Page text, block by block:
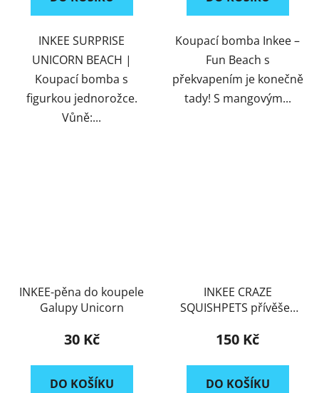
INKEE SURPRISE
UNICORN BEACH |
Koupací bomba s
figurkou jednorožce.
Vůně:...
Koupací bomba Inkee –
Fun Beach s
překvapením je konečně
tady! S mangovým...
INKEE-pěna do koupele
Galupy Unicorn
30 Kč
DO KOŠÍKU
INKEE CRAZE
SQUISHPETS přívěšek
150 Kč
DO KOŠÍKU